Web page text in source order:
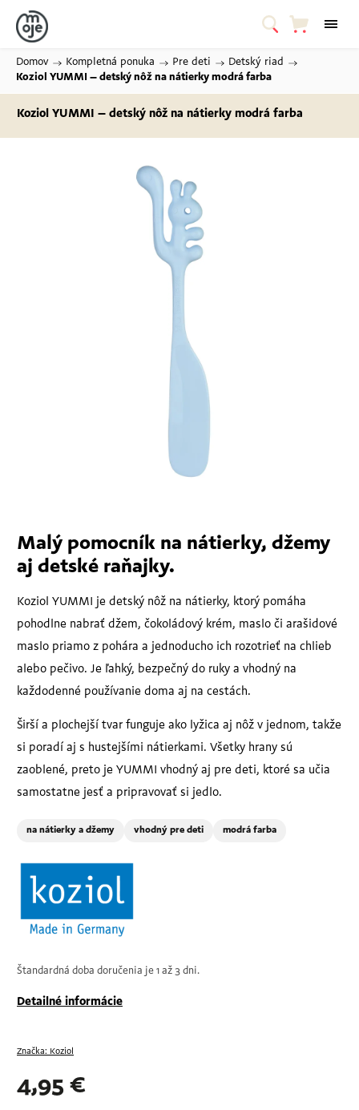
Domov / Kompletná ponuka / Pre deti / Detský riad
/
Koziol YUMMI – detský nôž na nátierky modrá farba
Koziol YUMMI – detský nôž na nátierky modrá farba
Malý pomocník na nátierky, džemy
aj detské raňajky.
Koziol YUMMI je detský nôž na nátierky, ktorý pomáha
pohodlne nabrať džem, čokoládový krém, maslo či arašidové
maslo priamo z pohára a jednoducho ich rozotrieť na chlieb
alebo pečivo. Je ľahký, bezpečný do ruky a vhodný na
každodenné používanie doma aj na cestách.
Širší a plochejší tvar funguje ako lyžica aj nôž v jednom, takže
si poradí aj s hustejšími nátierkami. Všetky hrany sú
zaoblené, preto je YUMMI vhodný aj pre deti, ktoré sa učia
samostatne jesť a pripravovať si jedlo.
na nátierky a džemy vhodný pre deti modrá farba
Štandardná doba doručenia je 1 až 3 dni.
Detailné informácie
Značka: Koziol
4,95 €